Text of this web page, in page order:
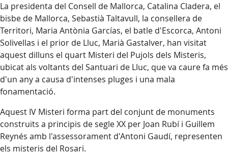
La presidenta del Consell de Mallorca, Catalina Cladera, el
bisbe de Mallorca, Sebastià Taltavull, la consellera de
Territori, Maria Antònia Garcías, el batle d'Escorca, Antoni
Solivellas i el prior de Lluc, Marià Gastalver, han visitat
aquest dilluns el quart Misteri del Pujols dels Misteris,
ubicat als voltants del Santuari de Lluc, que va caure fa més
d'un any a causa d'intenses pluges i una mala
fonamentació.
Aquest IV Misteri forma part del conjunt de monuments
construïts a principis de segle XX per Joan Rubí i Guillem
Reynés amb l'assessorament d'Antoni Gaudí, representen
els misteris del Rosari.